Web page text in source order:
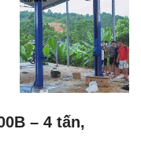
– 4 tấn,